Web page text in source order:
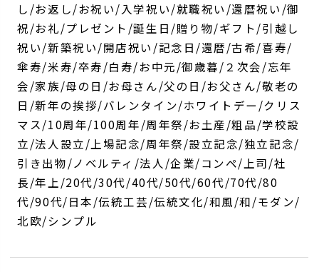
し/お返し/お祝い/入学祝い/就職祝い/還暦祝い/御
祝/お礼/プレゼント/誕生日/贈り物/ギフト/引越し
祝い/新築祝い/開店祝い/記念日/還暦/古希/喜寿/
傘寿/米寿/卒寿/白寿/お中元/御歳暮/２次会/忘年
会/家族/母の日/お母さん/父の日/お父さん/敬老の
日/新年の挨拶/バレンタイン/ホワイトデー/クリス
マス/10周年/100周年/周年祭/お土産/粗品/学校設
立/法人設立/上場記念/周年祭/設立記念/独立記念/
引き出物/ノベルティ/法人/企業/コンペ/上司/社
長/年上/20代/30代/40代/50代/60代/70代/80
代/90代/日本/伝統工芸/伝統文化/和風/和/モダン/
北欧/シンプル